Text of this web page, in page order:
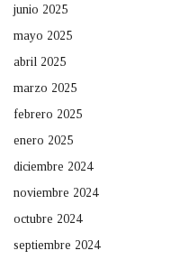
junio 2025
mayo 2025
abril 2025
marzo 2025
febrero 2025
enero 2025
diciembre 2024
noviembre 2024
octubre 2024
septiembre 2024